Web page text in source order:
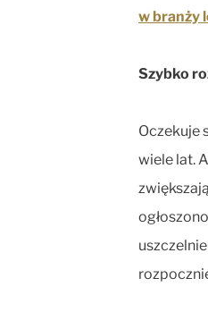
w branży
Szybko
Oczekuje
wiele lat.